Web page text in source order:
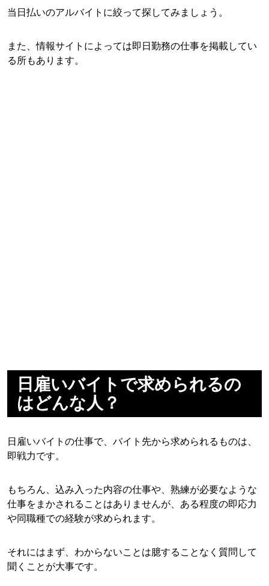
当日払いのアルバイトに絞って探してみましょう。
また、情報サイトによっては即日勤務の仕事を掲載してい
る所もあります。
日雇いバイトで求められるの
はどんな人？
日雇いバイトの仕事で、バイト先から求められるものは、
即戦力です。
もちろん、込み入った内容の仕事や、熟練が必要なような
仕事をまかされることはありませんが、ある程度の即応力
や同職種での経験が求められます。
それにはまず、わからないことは臆することなく質問して
聞くことが大事です。